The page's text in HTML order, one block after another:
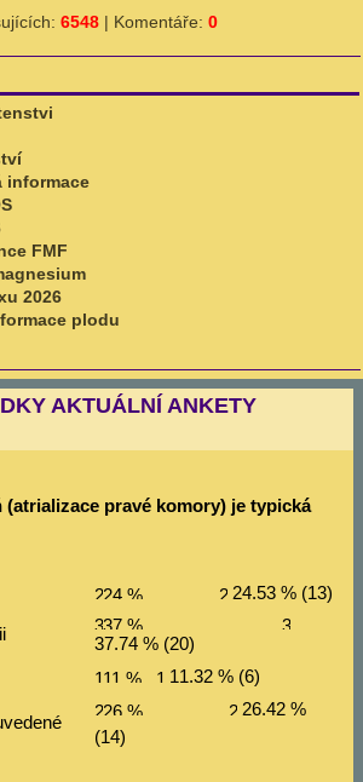
informace
FMF
2026
plodu
6548| Komentáře: 0
AKTUÁLNÍ ANKETY
(atrializace pravé komory) je typická
24.53 % (13)
37.74 % (20)
11.32 % (6)
26.42 %
(14)